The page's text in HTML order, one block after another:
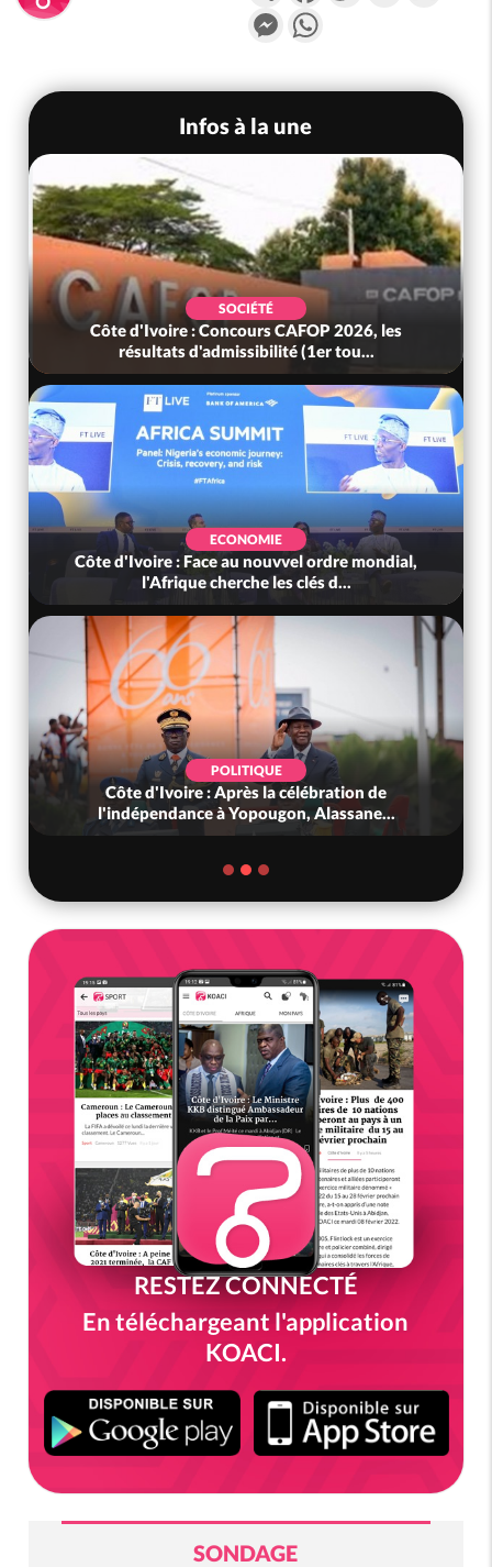
Messenger
Infos à la une
SOCIÉTÉ
Côte d'Ivoire : Concours CAFOP 2026, les
résultats d'admissibilité (1er tou...
ECONOMIE
Côte d'Ivoire : Face au nouvvel ordre mondial,
l'Afrique cherche les clés d...
POLITIQUE
Côte d'Ivoire : Après la célébration de
l'indépendance à Yopougon, Alassane...
RESTEZ CONNECTÉ
En téléchargeant l'application
KOACI.
SONDAGE